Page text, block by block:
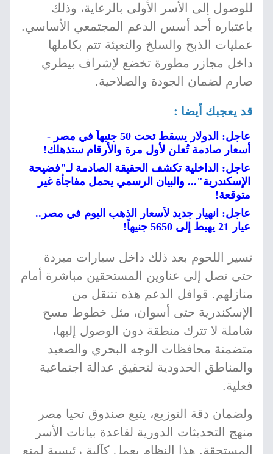
للوصول إلى الأسر الأولى بالرعاية، وذلك
باعتباره أحد أسس الدعم المجتمعي الأساسي.
عمليات الذبح والسلخ والتعبئة تتم بكاملها
داخل مجازر مطورة تخضع لإشراف بيطري
صارم لضمان الجودة والصلاحية.
قد يعجبك أيضا :
عاجل: الدولار يسقط تحت 50 جنيهاً في مصر -
أسعار صادمة تُعلن لأول مرة والأرقام ستذهلك!
عاجل: الداخلية تكشف الحقيقة الصادمة لـ"فضيحة
الإسكندرية"... والبيان الرسمي يحمل مفاجأة غير
متوقعة!
عاجل: انهيار جديد لأسعار الذهب اليوم في مصر..
عيار 21 يهبط إلى 5650 جنيهاً!
تسير اللحوم بعد ذلك داخل سيارات مبردة
حتى تصل إلى عناوين المستحقين مباشرة أمام
منازلهم. قوافل الدعم هذه تتنقل من
الإسكندرية حتى أسوان، مثل خطوط مسح
شاملة لا تترك منطقة دون الوصول إليها،
متضمنة محافظات الوجه البحري والصعيد
والمناطق الحدودية لتحقيق عدالة اجتماعية
فعلية.
ولضمان دقة التوزيع، يتبع صندوق تحيا مصر
منهج التحديثات الدورية لقاعدة بيانات الأسر
المستحقة. هذا النظام يعمل كآلية رئيسية لمنع